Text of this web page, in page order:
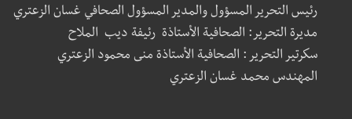
رئيس التحرير المسؤول والمدير المسؤول الصحافي غسان الزعتري
مديرة التحرير: الصحافية الأستاذة رئيفة ديب الملاح
سكرتير التحرير : الصحافية الأستاذة منى محمود الزعتري
المهندس محمد غسان الزعتري